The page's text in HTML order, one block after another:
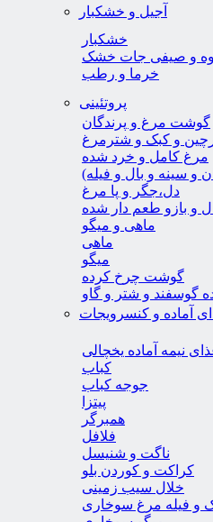
آجیل و خشکبار
خشکبار
و صیفی جات خشک
خرما و رطب
پروتئینی
گوشت مرغ و پرندگان
و کبک و شترمرغ
مرغ کامل و خرد شده
و سينه و بال و فيله)
دل،جگر و پا مرغ
و بازو طعم دار شده
ماهی و میگو
ماهی
میگو
گوشت چرخ کرده
گوسفند و شتر و گاو
آماده و کنسرویجات
نیمه آماده یخچالی
کباب
جوجه کباب
پیتزا
همبرگر
فلافل
ناگت و شنیسل
کراکت و کوردن بلو
خلال سیب زمینی
و فیله مرغ سوخاری